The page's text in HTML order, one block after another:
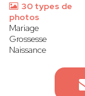
30 types de
photos
Mariage
Grossesse
Naissance